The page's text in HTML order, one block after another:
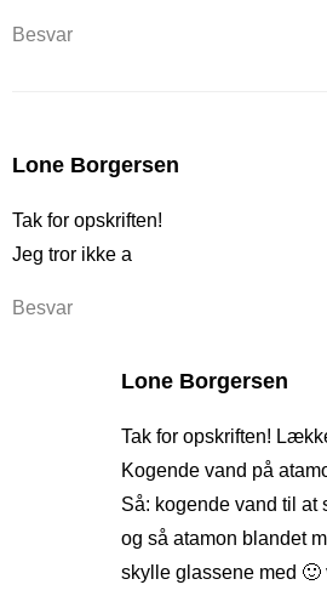
Besvar
Lone Borgersen
Tak for opskriften!
Jeg tror ikke a
Besvar
Lone Borgersen
Tak for opskriften!
Kogende vand på
Så: kogende vand til at
og så atamon blandet
skylle glassene med